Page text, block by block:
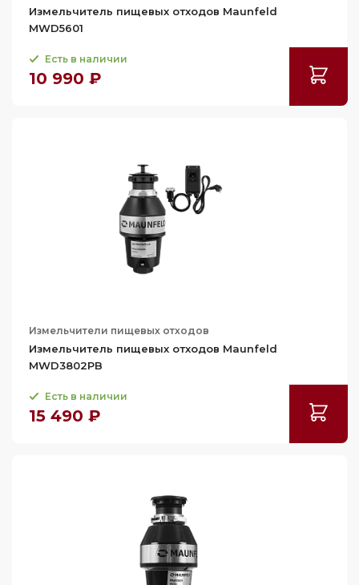
Измельчитель пищевых отходов Maunfeld
MWD5601
Есть в наличии
10 990 ₽
Измельчители пищевых отходов
Измельчитель пищевых отходов Maunfeld
MWD3802PB
Есть в наличии
15 490 ₽